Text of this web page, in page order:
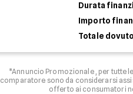
Durata
Importo
Totale
*Annuncio Promozionale , per tutte
comparatore sono da considerarsi
offerto ai consumatori